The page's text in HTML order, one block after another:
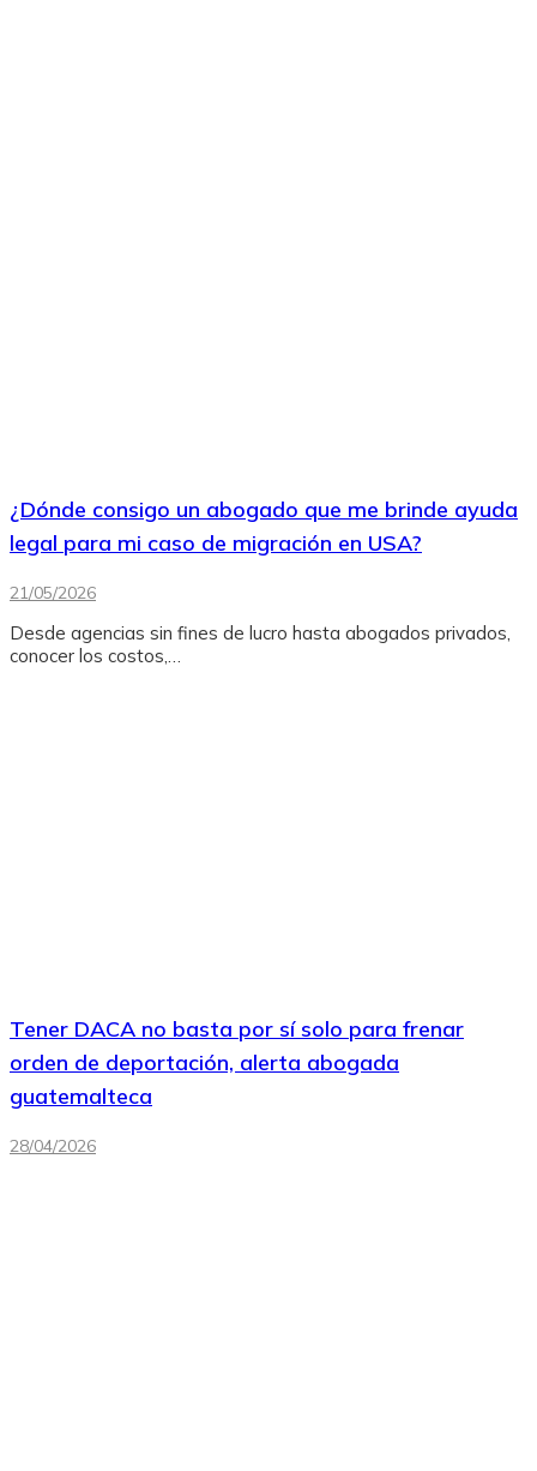
¿Dónde consigo un abogado que me brinde ayuda
legal para mi caso de migración en USA?
21/05/2026
Desde agencias sin fines de lucro hasta abogados privados,
conocer los costos,…
Tener DACA no basta por sí solo para frenar
orden de deportación, alerta abogada
guatemalteca
28/04/2026